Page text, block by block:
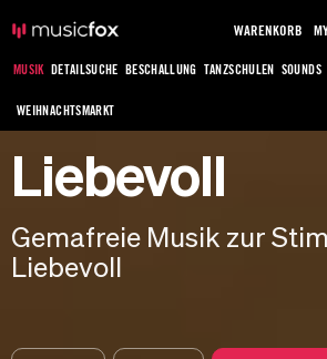
MUSIK DETAILSUCHE BESCHALLUNG TANZSCHULEN SOUNDS
WEIHNACHTSMARKT
WARENKORB
Liebevoll
Gemafreie Musik zur
Liebevoll